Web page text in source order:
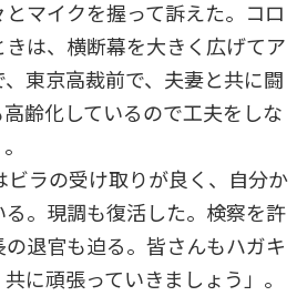
マイクを握って訴えた。コロ
は、横断幕を大きく広げてア
東京高裁前で、夫妻と共に闘
齢化しているので工夫をしな
ラの受け取りが良く、自分か
る。現調も復活した。検察を許
退官も迫る。皆さんもハガキ
に頑張っていきましょう」。